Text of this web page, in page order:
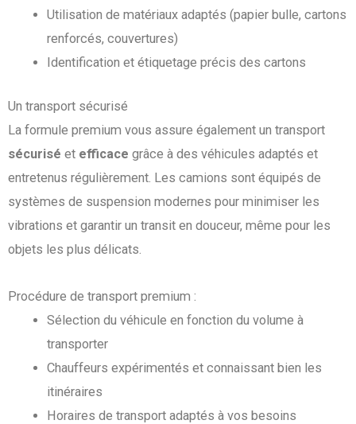
Utilisation de matériaux adaptés (papier bulle, cartons
renforcés, couvertures)
Identification et étiquetage précis des cartons
Un transport sécurisé
La formule premium vous assure également un transport
sécurisé et efficace grâce à des véhicules adaptés et
entretenus régulièrement. Les camions sont équipés de
systèmes de suspension modernes pour minimiser les
vibrations et garantir un transit en douceur, même pour les
objets les plus délicats.
Procédure de transport premium :
Sélection du véhicule en fonction du volume à
transporter
Chauffeurs expérimentés et connaissant bien les
itinéraires
Horaires de transport adaptés à vos besoins